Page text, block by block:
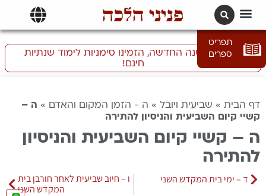
פניני הלכה
תפריט
ספרים
התכוננו לשנה החדשה, הזמינו סימניות לימוד שנתיות
חינם!
דף הבית » שביעית ויובל » ה - הזמן המקום והאדם » ה –
קשיי קיום השביעית והניסיון להתירה
ה – קשיי קיום השביעית והניסיון
להתירה
ד – ימי בית המקדש השני
ו – חיוב שביעית לאחר חורבן בית
המקדש השני